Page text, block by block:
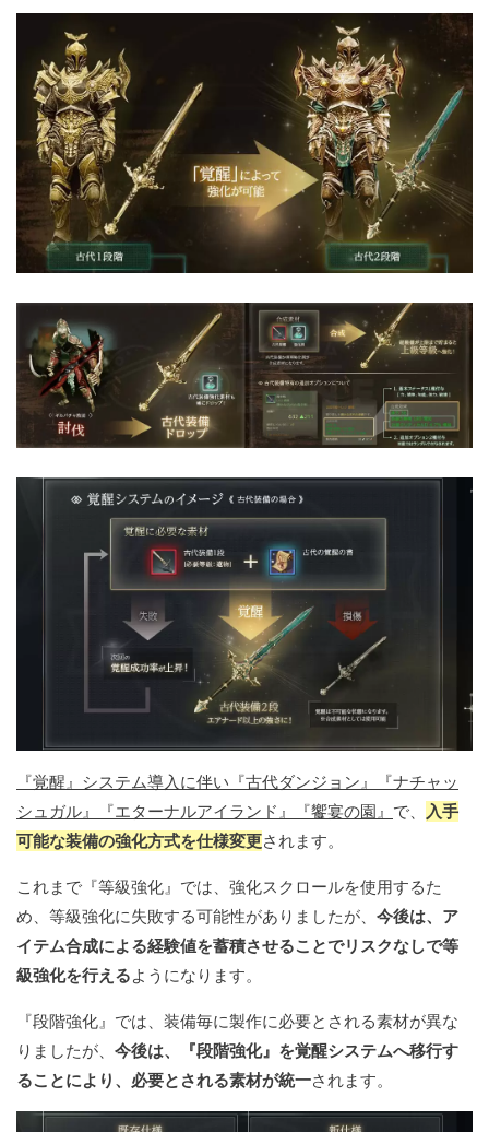
『覚醒』システム導入に伴い『古代ダンジョン』『ナチャッ
シュガル』『エターナルアイランド』『饗宴の園』 で、 入手
可能な装備の強化方式を仕様変更されます。
これまで『等級強化』では、強化スクロールを使用するた
め、等級強化に失敗する可能性がありましたが、 今後は、ア
イテム合成による経験値を蓄積させることでリスクなしで等
級強化を行えるようになります。
『段階強化』では、装備毎に製作に必要とされる素材が異な
りましたが、 今後は、『段階強化』を覚醒システムへ移行す
ることにより、必要とされる素材が統一されます。